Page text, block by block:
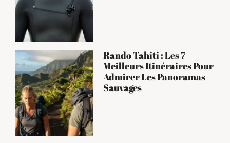
Rando Tahiti : Les 7
Meilleurs Itinéraires Pour
Admirer Les Panoramas
Sauvages